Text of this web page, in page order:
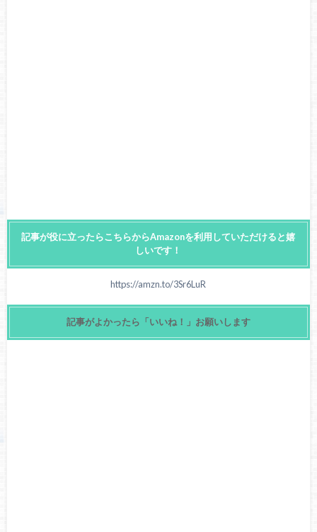
記事が役に立ったらこちらからAmazonを利用していただけると嬉
しいです！
https://amzn.to/3Sr6LuR
記事がよかったら「いいね！」お願いします